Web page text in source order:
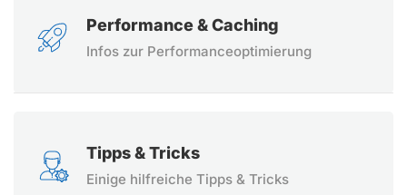
Performance & Caching
Infos zur Performanceoptimierung
Tipps & Tricks
Einige hilfreiche Tipps & Tricks